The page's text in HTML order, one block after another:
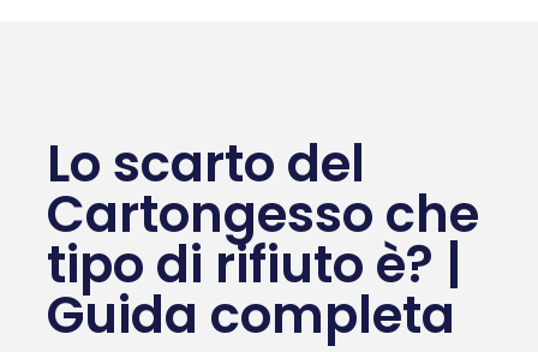
Lo scarto del
Cartongesso che
tipo di rifiuto è? |
Guida completa